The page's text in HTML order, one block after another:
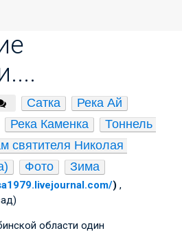
Сатка
Река Ай
Река Каменка
Тоннель
святителя Николая
Фото Зима
) ,
области один